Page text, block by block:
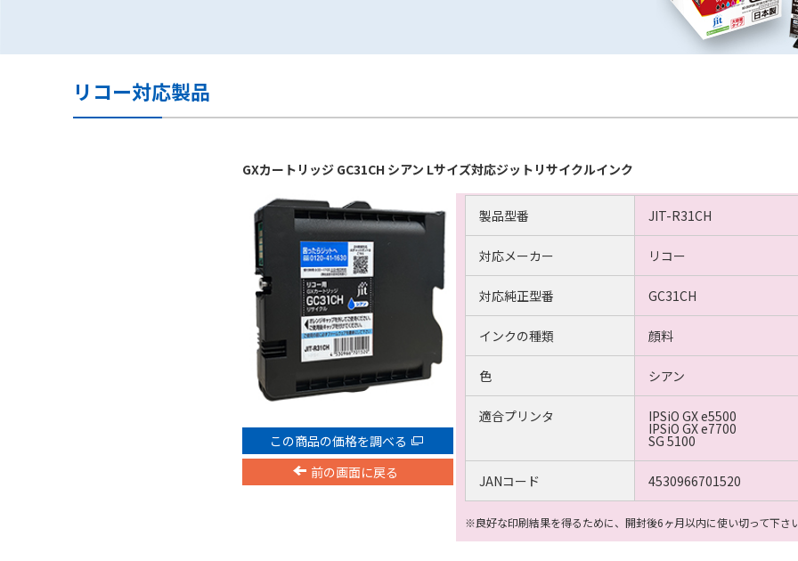
リコー対応製品
GXカートリッジ GC31CH シアン Lサイズ対応ジットリサイクルインク
この商品の価格を調べる
前の画面に戻る
製品型番 JIT-R31CH
対応メーカー リコー
対応純正型番 GC31CH
インクの種類 顔料
色 シアン
適合プリンタ IPSiO GX e5500
IPSiO GX e7700
SG 5100
JANコード 4530966701520
※良好な印刷結果を得るために、開封後6ヶ月以内に使い切って下さ